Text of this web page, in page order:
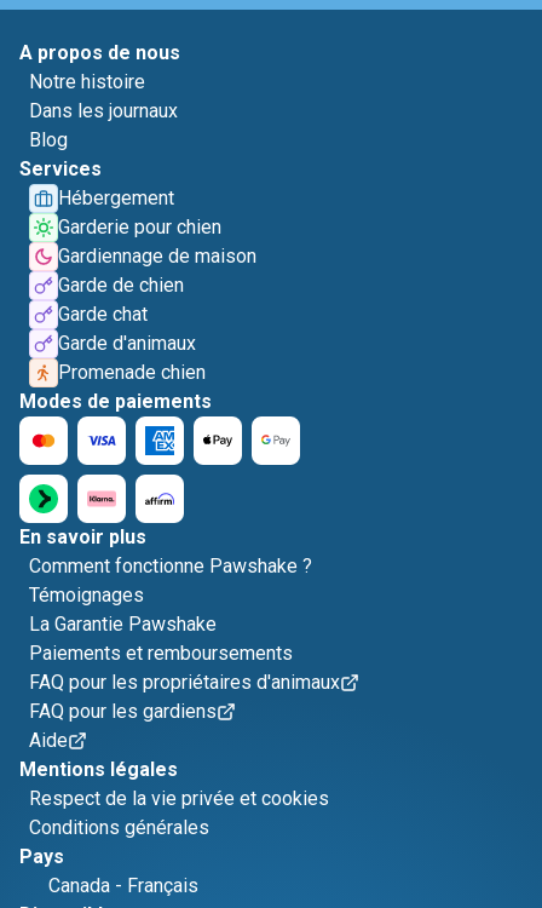
A propos de nous
Notre histoire
Dans les journaux
Blog
Services
Hébergement
Garderie pour chien
Gardiennage de maison
Garde de chien
Garde chat
Garde d'animaux
Promenade chien
Modes de paiements
En savoir plus
Comment fonctionne Pawshake ?
Témoignages
La Garantie Pawshake
Paiements et remboursements
FAQ pour les propriétaires d'animaux
FAQ pour les gardiens
Aide
Mentions légales
Respect de la vie privée et cookies
Conditions générales
Pays
Canada - Français